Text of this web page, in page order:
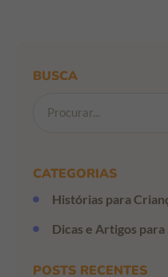
BUSCA
CATEGORIAS
Histórias para
Dicas e Artigos para
POSTS RECENTES